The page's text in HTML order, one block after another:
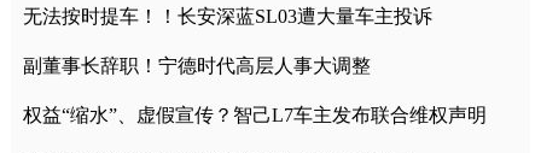
无法按时提车！！长安深蓝SL03遭大量车主投诉
副董事长辞职！宁德时代高层人事大调整
权益“缩水”、虚假宣传？智己L7车主发布联合维权声明